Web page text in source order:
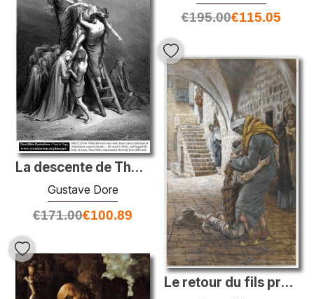
€195.00€115.05
La descente de Thecross
Gustave Dore
€171.00€100.89
Le retour du fils prodigue, illustration pour «la vie du Christ»